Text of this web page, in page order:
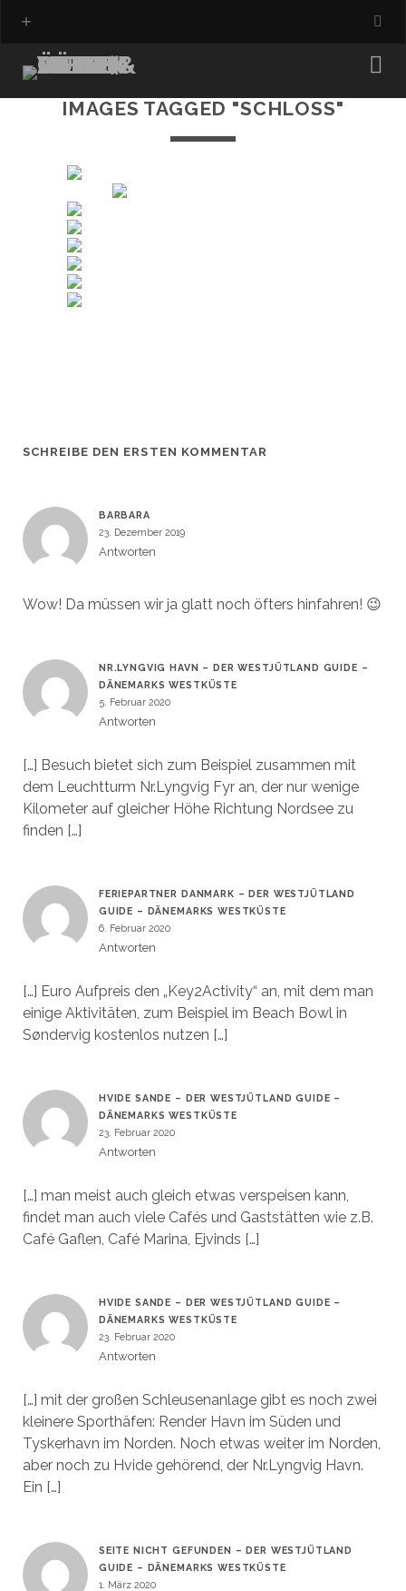
IMAGES TAGGED "SCHLOSS"
SCHREIBE DEN ERSTEN KOMMENTAR
BARBARA
23. Dezember 2019
Antworten
Wow! Da müssen wir ja glatt noch öfters hinfahren! 😉
NR.LYNGVIG HAVN – DER WESTJÜTLAND GUIDE –
DÄNEMARKS WESTKÜSTE
5. Februar 2020
Antworten
[…] Besuch bietet sich zum Beispiel zusammen mit
dem Leuchtturm Nr.Lyngvig Fyr an, der nur wenige
Kilometer auf gleicher Höhe Richtung Nordsee zu
finden […]
FERIEPARTNER DANMARK – DER WESTJÜTLAND
GUIDE – DÄNEMARKS WESTKÜSTE
6. Februar 2020
Antworten
[…] Euro Aufpreis den „Key2Activity“ an, mit dem man
einige Aktivitäten, zum Beispiel im Beach Bowl in
Søndervig kostenlos nutzen […]
HVIDE SANDE – DER WESTJÜTLAND GUIDE –
DÄNEMARKS WESTKÜSTE
23. Februar 2020
Antworten
[…] man meist auch gleich etwas verspeisen kann,
findet man auch viele Cafés und Gaststätten wie z.B.
Café Gaflen, Café Marina, Ejvinds […]
HVIDE SANDE – DER WESTJÜTLAND GUIDE –
DÄNEMARKS WESTKÜSTE
23. Februar 2020
Antworten
[…] mit der großen Schleusenanlage gibt es noch zwei
kleinere Sporthäfen: Render Havn im Süden und
Tyskerhavn im Norden. Noch etwas weiter im Norden,
aber noch zu Hvide gehörend, der Nr.Lyngvig Havn.
Ein […]
SEITE NICHT GEFUNDEN – DER WESTJÜTLAND
GUIDE – DÄNEMARKS WESTKÜSTE
1. März 2020